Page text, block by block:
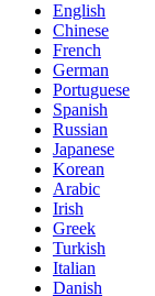
English
Chinese
French
German
Portuguese
Spanish
Russian
Japanese
Korean
Arabic
Irish
Greek
Turkish
Italian
Danish